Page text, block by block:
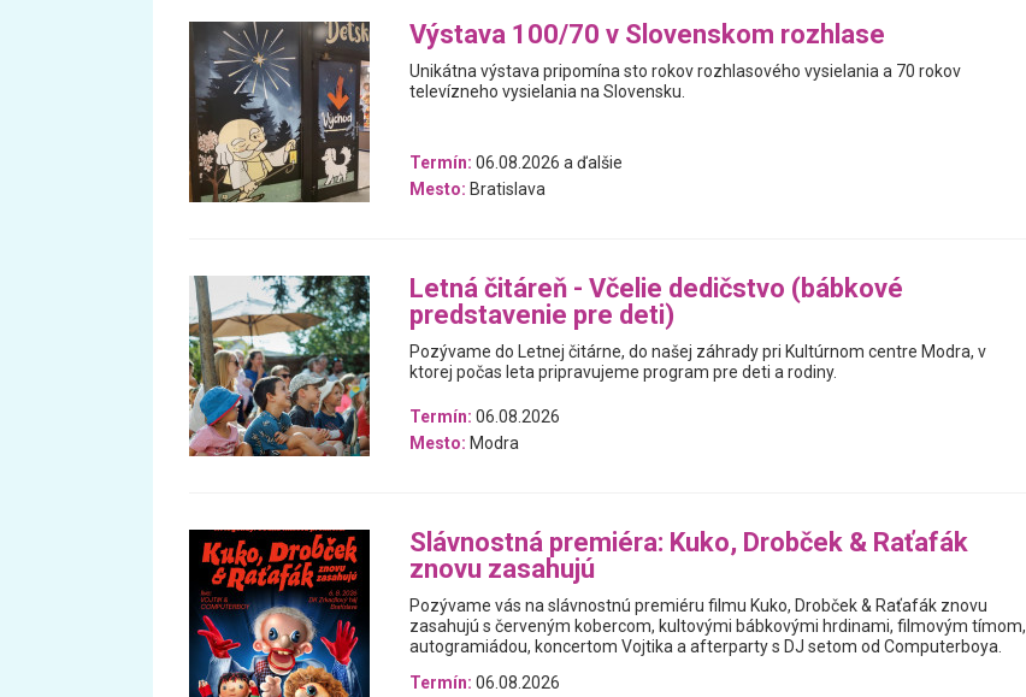
Výstava 100/70 v Slovenskom rozhlase
Unikátna výstava pripomína sto rokov rozhlasového vysielania a 70 rokov
televízneho vysielania na Slovensku.
Termín: 06.08.2026 a ďalšie
Mesto: Bratislava
Letná čitáreň - Včelie dedičstvo (bábkové
predstavenie pre deti)
Pozývame do Letnej čitárne, do našej záhrady pri Kultúrnom centre Modra, v
ktorej počas leta pripravujeme program pre deti a rodiny.
Termín: 06.08.2026
Mesto: Modra
Slávnostná premiéra: Kuko, Drobček & Raťafák
znovu zasahujú
Pozývame vás na slávnostnú premiéru filmu Kuko, Drobček & Raťafák znovu
zasahujú s červeným kobercom, kultovými bábkovými hrdinami, filmovým tímom,
autogramiádou, koncertom Vojtika a afterparty s DJ setom od Computerboya.
Termín: 06.08.2026